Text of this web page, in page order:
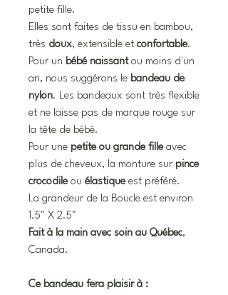
petite fille.
Elles sont faites de tissu en bambou,
très doux, extensible et confortable.
Pour un bébé naissantou moins d'un
an, nous suggérons le bandeau de
nylon. Les bandeaux sont très flexible
et ne laisse pas de marque rouge sur
la tête de bébé.
Pour une petite ou grande filleavec
plus de cheveux, la monture sur pince
crocodileou élastiqueest préféré.
La grandeur de la Boucle est environ
1.5" X 2.5"
Fait à la main avec soin au Québec,
Canada.
Ce bandeau fera plaisir à :